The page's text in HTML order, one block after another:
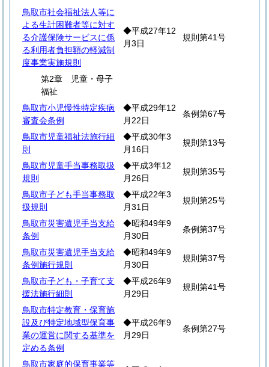
鳥取市社会福祉法人等に
よる生計困難者等に対す
る介護保険サービスに係
る利用者負担額の軽減制
度事業実施規則
◆平成27年12
月3日
規則第41号
第2章 児童・母子
福祉
鳥取市小児慢性特定疾病
審査会条例
◆平成29年12
月22日
条例第67号
鳥取市児童福祉法施行細
則
◆平成30年3
月16日
規則第13号
鳥取市児童手当事務取扱
規則
◆平成3年12
月26日
規則第35号
鳥取市子ども手当事務取
扱規則
◆平成22年3
月31日
規則第25号
鳥取市災害遺児手当支給
条例
◆昭和49年9
月30日
条例第37号
鳥取市災害遺児手当支給
条例施行規則
◆昭和49年9
月30日
規則第37号
鳥取市子ども・子育て支
援法施行細則
◆平成26年9
月29日
規則第41号
鳥取市特定教育・保育施
設及び特定地域型保育事
業の運営に関する基準を
定める条例
◆平成26年9
月29日
条例第27号
鳥取市家庭的保育事業等